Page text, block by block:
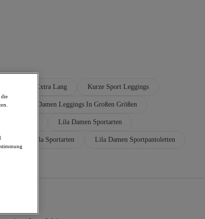
Leggings Extra Lang Kurze Sport Leggings
Lila Damen Leggings In Großen Größen
Lila Damen Sportarten
Lila Sportarten Lila Damen Sportpantoletten
die